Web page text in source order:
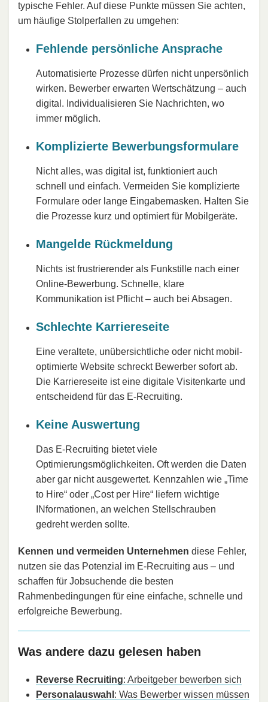
typische Fehler. Auf diese Punkte müssen Sie achten,
um häufige Stolperfallen zu umgehen:
Fehlende persönliche Ansprache
Automatisierte Prozesse dürfen nicht unpersönlich
wirken. Bewerber erwarten Wertschätzung – auch
digital. Individualisieren Sie Nachrichten, wo
immer möglich.
Komplizierte Bewerbungsformulare
Nicht alles, was digital ist, funktioniert auch
schnell und einfach. Vermeiden Sie komplizierte
Formulare oder lange Eingabemasken. Halten Sie
die Prozesse kurz und optimiert für Mobilgeräte.
Mangelde Rückmeldung
Nichts ist frustrierender als Funkstille nach einer
Online-Bewerbung. Schnelle, klare
Kommunikation ist Pflicht – auch bei Absagen.
Schlechte Karriereseite
Eine veraltete, unübersichtliche oder nicht mobil-
optimierte Website schreckt Bewerber sofort ab.
Die Karriereseite ist eine digitale Visitenkarte und
entscheidend für das E-Recruiting.
Keine Auswertung
Das E-Recruiting bietet viele
Optimierungsmöglichkeiten. Oft werden die Daten
aber gar nicht ausgewertet. Kennzahlen wie „Time
to Hire“ oder „Cost per Hire“ liefern wichtige
INformationen, an welchen Stellschrauben
gedreht werden sollte.
Kennen und vermeiden Unternehmen diese Fehler,
nutzen sie das Potenzial im E-Recruiting aus – und
schaffen für Jobsuchende die besten
Rahmenbedingungen für eine einfache, schnelle und
erfolgreiche Bewerbung.
Was andere dazu gelesen haben
Reverse Recruiting: Arbeitgeber bewerben sich
Personalauswahl : Was Bewerber wissen müssen